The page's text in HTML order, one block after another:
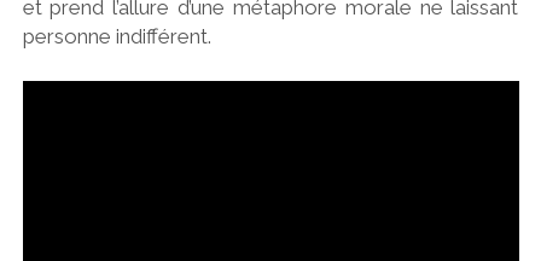
et prend l’allure d’une métaphore morale ne laissant
personne indifférent.